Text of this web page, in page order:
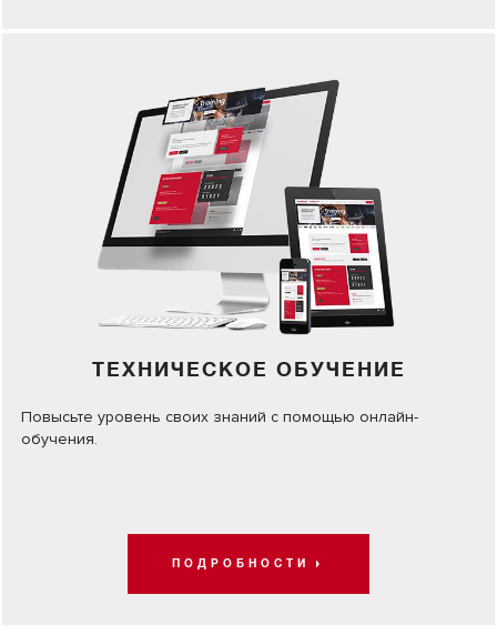
ТЕХНИЧЕСКОЕ ОБУЧЕНИЕ
Повысьте уровень своих знаний с помощью онлайн-
обучения.
ПОДРОБНОСТИ